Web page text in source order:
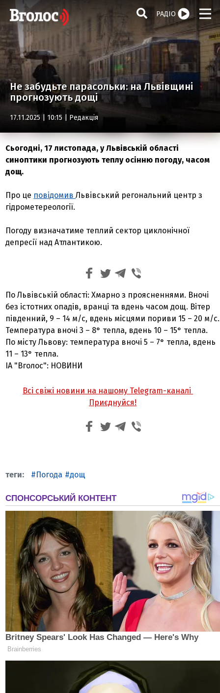
РАДІО
Не забудьте парасольки: на Львівщині
прогнозують дощі
17.11.2025 | 10:15 | Редакція
Сьогодні, 17 листопада, у Львівській області
синоптики прогнозують теплу осінню погоду, часом
дощ.
Про це повідомивЛьвівський регональний центр з
гідрометереології.
Погоду визначатиме теплий сектор циклонічної
депресії над Атлантикою.
По Львівській області: Хмарно з проясненнями. Вночі
без істотних опадів, вранці та вдень часом дощ. Вітер
південний, 9 – 14 м/с, вдень місцями пориви 15 – 20 м/с.
Температура вночі 3 – 8° тепла, вдень 10 – 15° тепла.
По місту Львову: температура вночі 5 – 7° тепла, вдень
11 – 13° тепла.
ІА "Вголос": НОВИНИ
Всі свіжі новини на нашому Telegram-каналі
Приєднуйся!
Погода дощ